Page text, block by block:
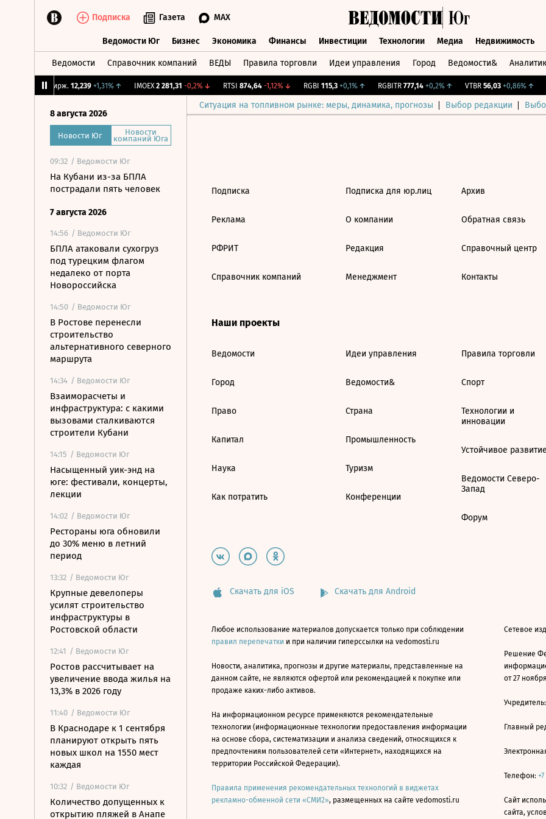
Подписка Газета MAX
Ведомости Юг Бизнес Экономика Финансы Инвестиции Технологии Медиа Недвижимость
Ведомости Справочник компаний ВЕДЫ Правила торговли Идеи управления Город Ведомости&
CNY Бирж. 12,239 +1,31%↑ IMOEX 2 281,31 -0,2%↓ RTSI 874,64 -1,12%↓ RGBI 115,3 +0,1%↑ RGBITR 777,14 +0,2%↑ VTBR 56,03 +0,86%↑
Ситуация на топливном рынке: меры, динамика, прогнозы Выбор редакции
8 августа 2026
Новости Юг Новости
компаний Юга
09:32 / Ведомости Юг
На Кубани из-за БПЛА
пострадали пять человек
7 августа 2026
14:56 / Ведомости Юг
БПЛА атаковали сухогруз
под турецким флагом
недалеко от порта
Новороссийска
14:50 / Ведомости Юг
В Ростове перенесли
строительство
альтернативного северного
маршрута
14:34 / Ведомости Юг
Взаиморасчеты и
инфраструктура: с какими
вызовами сталкиваются
строители Кубани
14:15 / Ведомости Юг
Насыщенный уик-энд на
юге: фестивали, концерты,
лекции
14:02 / Ведомости Юг
Рестораны юга обновили
до 30% меню в летний
период
13:32 / Ведомости Юг
Крупные девелоперы
усилят строительство
инфраструктуры в
Ростовской области
12:41 / Ведомости Юг
Ростов рассчитывает на
увеличение ввода жилья на
13,3% в 2026 году
11:40 / Ведомости Юг
В Краснодаре к 1 сентября
планируют открыть пять
новых школ на 1550 мест
каждая
10:32 / Ведомости Юг
Количество допущенных к
открытию пляжей в Анапе
Подписка
Реклама
РФРИТ
Справочник компаний
Подписка для юр.лиц
О компании
Редакция
Менеджмент
Архив
Обратная связь
Справочный центр
Контакты
Наши проекты
Ведомости
Город
Право
Капитал
Наука
Как потратить
Идеи управления
Ведомости&
Страна
Промышленность
Туризм
Конференции
Правила торговли
Спорт
Технологии и
инновации
Устойчивое
Ведомости Северо-
Запад
Форум
Скачать для iOS Скачать для Android
Любое использование материалов допускается только при соблюдении
правил перепечатки и при наличии гиперссылки на vedomosti.ru
Новости, аналитика, прогнозы и другие материалы, представленные на
данном сайте, не являются офертой или рекомендацией к покупке или
продаже каких-либо активов.
На информационном ресурсе применяются рекомендательные
технологии (информационные технологии предоставления информации
на основе сбора, систематизации и анализа сведений, относящихся к
предпочтениям пользователей сети «Интернет», находящихся на
территории Российской Федерации).
Правила применения рекомендательных технологий в виджетах
рекламно-обменной сети «СМИ2», размещенных на сайте vedomosti.ru
Сетевое
Решение
от 27
Главный
Телефон:
Сайт
сайта,